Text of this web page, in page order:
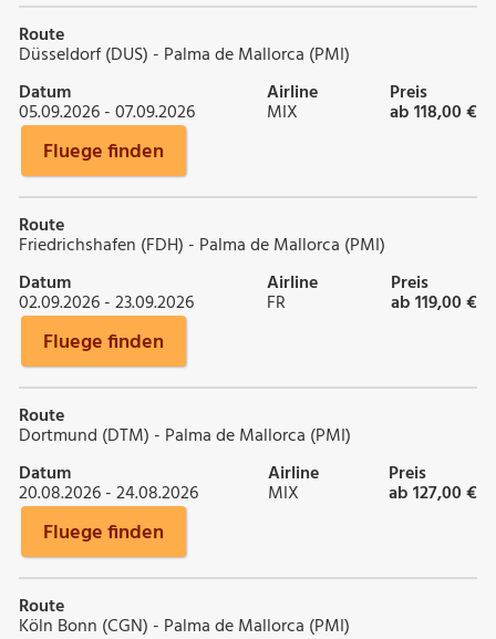
Route
Düsseldorf (DUS) - Palma de Mallorca (PMI)
Datum
05.09.2026 - 07.09.2026
Airline
MIX
Preis
ab 118,00 €
Fluege finden
Route
Friedrichshafen (FDH) - Palma de Mallorca (PMI)
Datum
02.09.2026 - 23.09.2026
Airline
FR
Preis
ab 119,00 €
Fluege finden
Route
Dortmund (DTM) - Palma de Mallorca (PMI)
Datum
20.08.2026 - 24.08.2026
Airline
MIX
Preis
ab 127,00 €
Fluege finden
Route
Köln Bonn (CGN) - Palma de Mallorca (PMI)